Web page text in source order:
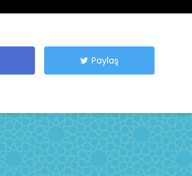
Paylaş